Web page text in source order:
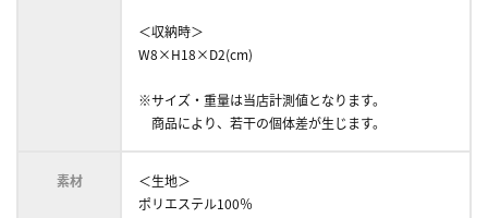
＜収納時＞
W8×H18×D2(cm)
※サイズ・重量は当店計測値となります。
商品により、若干の個体差が生じます。
素材
＜生地＞
ポリエステル100％